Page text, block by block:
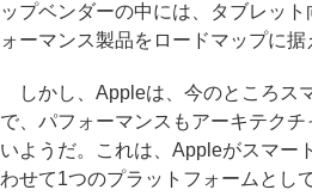
ップベンダーの中には、タブレッ
ォーマンス製品をロードマップに据
しかし、Appleは、今のところス
で、パフォーマンスもアーキテク
いようだ。これは、Appleがスマー
わせて1つのプラットフォームとし